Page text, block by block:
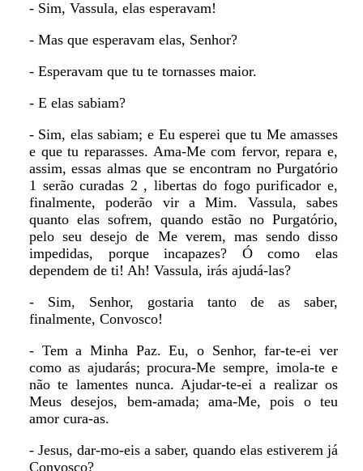
- Sim, Vassula, elas esperavam!
- Mas que esperavam elas, Senhor?
- Esperavam que tu te tornasses maior.
- E elas sabiam?
- Sim, elas sabiam; e Eu esperei que tu Me amasses
e que tu reparasses. Ama-Me com fervor, repara e,
assim, essas almas que se encontram no Purgatório
1 serão curadas 2 , libertas do fogo purificador e,
finalmente, poderão vir a Mim. Vassula, sabes
quanto elas sofrem, quando estão no Purgatório,
pelo seu desejo de Me verem, mas sendo disso
impedidas, porque incapazes? Ó como elas
dependem de ti! Ah! Vassula, irás ajudá-las?
- Sim, Senhor, gostaria tanto de as saber,
finalmente, Convosco!
- Tem a Minha Paz. Eu, o Senhor, far-te-ei ver
como as ajudarás; procura-Me sempre, imola-te e
não te lamentes nunca. Ajudar-te-ei a realizar os
Meus desejos, bem-amada; ama-Me, pois o teu
amor cura-as.
- Jesus, dar-mo-eis a saber, quando elas estiverem já
Convosco?